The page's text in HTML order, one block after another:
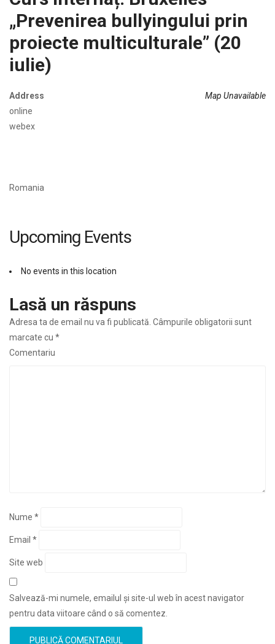
„Prevenirea bullyingului prin
proiecte multiculturale” (20
iulie)
Map Unavailable
Address
online
webex
Romania
Upcoming Events
No events in this location
Lasă un răspuns
Adresa ta de email nu va fi publicată. Câmpurile obligatorii sunt
marcate cu *
Comentariu
Nume *
Email *
Site web
Salvează-mi numele, emailul și site-ul web în acest navigator
pentru data viitoare când o să comentez.